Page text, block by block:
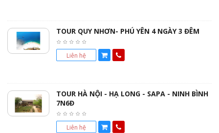
TOUR QUY NHƠN- PHÚ YÊN 4 NGÀY 3 ĐÊM
Liên hệ
TOUR HÀ NỘI - HẠ LONG - SAPA - NINH BÌNH
7N6Đ
Liên hệ